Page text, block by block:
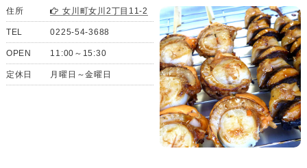
住所 女川町女川2丁目11-2
TEL 0225-54-3688
OPEN 11:00～15:30
定休日 月曜日～金曜日